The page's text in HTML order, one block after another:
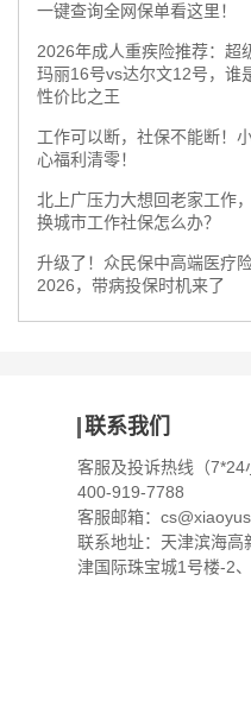
一键查询全网保单看这里！
2026年成人重疾险推荐：超
玛丽16号vs达尔文12号，谁
性价比之王
工作可以断，社保不能断！
心福利清零！
北上广压力大想回老家工作，
换城市工作社保怎么办？
升级了！众民保中高端医疗
2026，带病投保时机来了
联系我们
客服及投诉热线（7*24
400-919-7788
客服邮箱：
联系地址：天津滨海高
津国际珠宝城1号楼-2